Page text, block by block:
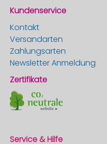
Kundenservice
Kontakt
Versandarten
Zahlungsarten
Newsletter Anmeldung
Zertifikate
Service & Hilfe